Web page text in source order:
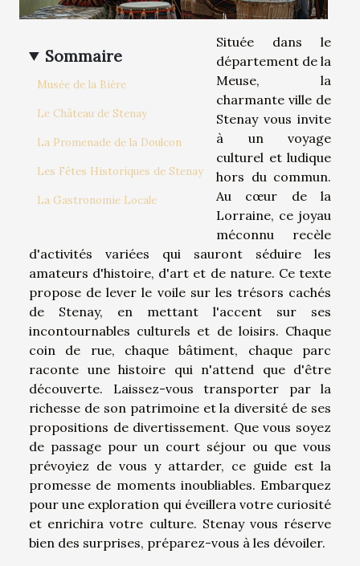
Sommaire
Musée de la Bière
Le Château de Stenay
La Promenade de la Doulcon
Les Fêtes Historiques de Stenay
La Gastronomie Locale
Située dans le
département de la
Meuse, la
charmante ville de
Stenay vous invite
à un voyage
culturel et ludique
hors du commun.
Au cœur de la
Lorraine, ce joyau
méconnu recèle
d'activités variées qui sauront séduire les
amateurs d'histoire, d'art et de nature. Ce texte
propose de lever le voile sur les trésors cachés
de Stenay, en mettant l'accent sur ses
incontournables culturels et de loisirs. Chaque
coin de rue, chaque bâtiment, chaque parc
raconte une histoire qui n'attend que d'être
découverte. Laissez-vous transporter par la
richesse de son patrimoine et la diversité de ses
propositions de divertissement. Que vous soyez
de passage pour un court séjour ou que vous
prévoyiez de vous y attarder, ce guide est la
promesse de moments inoubliables. Embarquez
pour une exploration qui éveillera votre curiosité
et enrichira votre culture. Stenay vous réserve
bien des surprises, préparez-vous à les dévoiler.